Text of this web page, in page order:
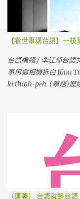
【看世事講台語】一枝
台語編輯 / 李江却台語
事用翕相機拆白 Iûnn
ki thiah-pe̍h. (華語)歷
（連署） 台語就是台語